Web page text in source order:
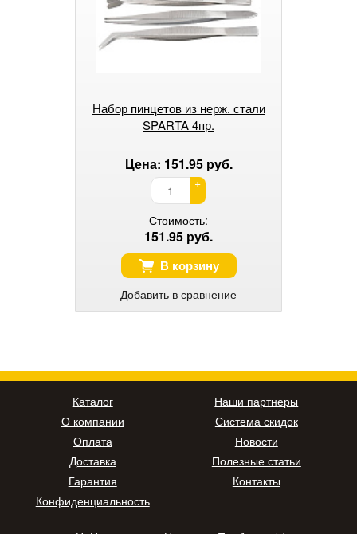
Набор пинцетов из нерж. стали
SPARTA 4пр.
Цена: 151.95 руб.
+
-
Стоимость:
151.95 руб.
В корзину
Добавить в сравнение
Каталог
О компании
Оплата
Доставка
Гарантия
Конфиденциальность
Наши партнеры
Система скидок
Новости
Полезные статьи
Контакты